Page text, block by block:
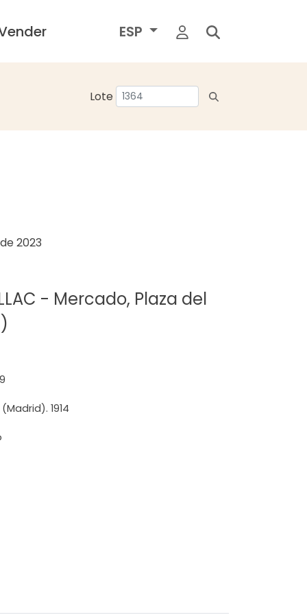
ESP
Lote
2023
- Mercado, Plaza del
1914